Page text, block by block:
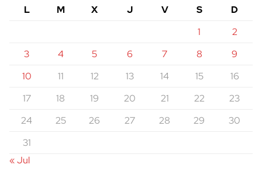
L
M X J V S
D
1
2
3
4 5 6 7 8
9
10
11 12 13 14 15
16
17
18 19 20 21 22
23
24
25 26 27 28 29
30
31
« Jul